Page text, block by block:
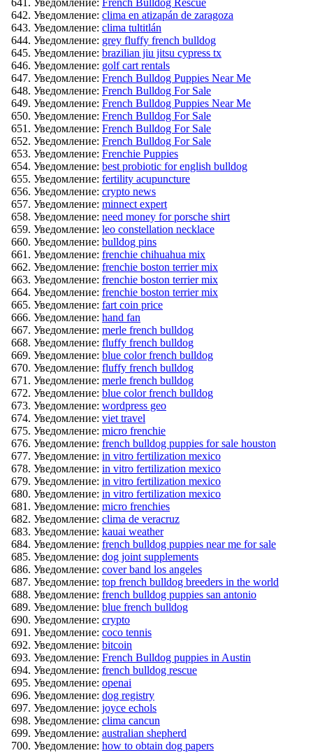
Уведомление: French Bulldog Rescue
Уведомление: clima en atizapán de zaragoza
Уведомление: clima tultitlán
Уведомление: grey fluffy french bulldog
Уведомление: brazilian jiu jitsu cypress tx
Уведомление: golf cart rentals
Уведомление: French Bulldog Puppies Near Me
Уведомление: French Bulldog For Sale
Уведомление: French Bulldog Puppies Near Me
Уведомление: French Bulldog For Sale
Уведомление: French Bulldog For Sale
Уведомление: French Bulldog For Sale
Уведомление: Frenchie Puppies
Уведомление: best probiotic for english bulldog
Уведомление: fertility acupuncture
Уведомление: crypto news
Уведомление: minnect expert
Уведомление: need money for porsche shirt
Уведомление: leo constellation necklace
Уведомление: bulldog pins
Уведомление: frenchie chihuahua mix
Уведомление: frenchie boston terrier mix
Уведомление: frenchie boston terrier mix
Уведомление: frenchie boston terrier mix
Уведомление: fart coin price
Уведомление: hand fan
Уведомление: merle french bulldog
Уведомление: fluffy french bulldog
Уведомление: blue color french bulldog
Уведомление: fluffy french bulldog
Уведомление: merle french bulldog
Уведомление: blue color french bulldog
Уведомление: wordpress geo
Уведомление: viet travel
Уведомление: micro frenchie
Уведомление: french bulldog puppies for sale houston
Уведомление: in vitro fertilization mexico
Уведомление: in vitro fertilization mexico
Уведомление: in vitro fertilization mexico
Уведомление: in vitro fertilization mexico
Уведомление: micro frenchies
Уведомление: clima de veracruz
Уведомление: kauai weather
Уведомление: french bulldog puppies near me for sale
Уведомление: dog joint supplements
Уведомление: cover band los angeles
Уведомление: top french bulldog breeders in the world
Уведомление: french bulldog puppies san antonio
Уведомление: blue french bulldog
Уведомление: crypto
Уведомление: coco tennis
Уведомление: bitcoin
Уведомление: French Bulldog puppies in Austin
Уведомление: french bulldog rescue
Уведомление: openai
Уведомление: dog registry
Уведомление: joyce echols
Уведомление: clima cancun
Уведомление: australian shepherd
Уведомление: how to obtain dog papers